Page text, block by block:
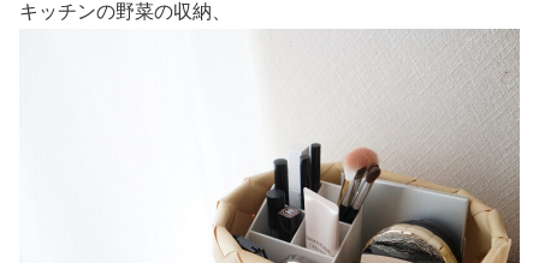
キッチンの野菜の収納、